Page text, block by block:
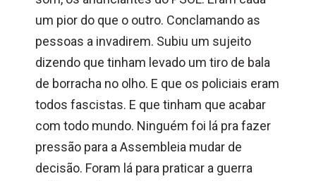
um pior do que o outro. Conclamando as
pessoas a invadirem. Subiu um sujeito
dizendo que tinham levado um tiro de bala
de borracha no olho. E que os policiais eram
todos fascistas. E que tinham que acabar
com todo mundo. Ninguém foi lá pra fazer
pressão para a Assembleia mudar de
decisão. Foram lá para praticar a guerra